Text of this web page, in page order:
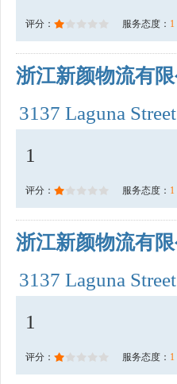
评分： 服务态度： 1
浙江新颜物流有限
3137 Laguna Street
1
评分： 服务态度： 1
浙江新颜物流有限
3137 Laguna Street
1
评分： 服务态度： 1